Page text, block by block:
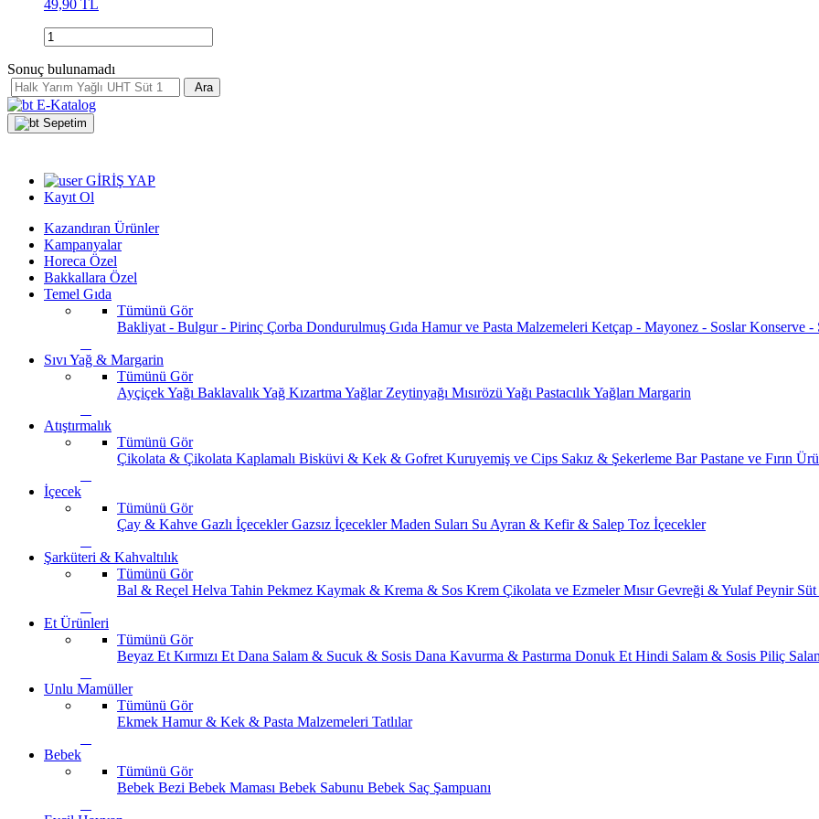
49,90 TL
Sonuç bulunamadı
Ara
E-Katalog
Sepetim
GİRİŞ YAP
Kayıt Ol
Kazandıran Ürünler
Kampanyalar
Horeca Özel
Bakkallara Özel
Temel Gıda
Tümünü Gör
Bakliyat - Bulgur - Pirinç Çorba Dondurulmuş Gıda Hamur ve Pasta Malzemeleri Ketçap - Mayonez - SoslarKonserve -
Sıvı Yağ & Margarin
Tümünü Gör
Ayçiçek Yağı Baklavalık Yağ Kızartma Yağlar Zeytinyağı Mısırözü Yağı Pastacılık Yağları Margarin
Atıştırmalık
Tümünü Gör
Çikolata & Çikolata Kaplamalı Bisküvi & Kek & Gofret Kuruyemiş ve Cips Sakız & Şekerleme BarPastane ve Fırın
İçecek
Tümünü Gör
Çay & Kahve Gazlı İçeceklerGazsız İçeceklerMaden Suları Su Ayran & Kefir & Salep Toz İçecekler
Şarküteri & Kahvaltılık
Tümünü Gör
Bal & Reçel Helva Tahin Pekmez Kaymak & Krema & Sos Krem Çikolata ve EzmelerMısır Gevreği & YulafPeynir
Et Ürünleri
Tümünü Gör
Beyaz Et Kırmızı Et Dana Salam & Sucuk & Sosis Dana Kavurma & Pastırma Donuk Et Hindi Salam & Sosis Piliç
Unlu Mamüller
Tümünü Gör
Ekmek Hamur & Kek & Pasta Malzemeleri Tatlılar
Bebek
Tümünü Gör
Bebek Bezi Bebek Maması Bebek Sabunu Bebek Saç Şampuanı